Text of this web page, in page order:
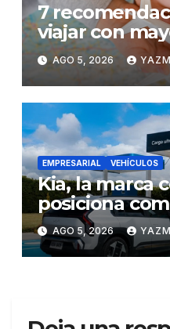
7
viajar con
dentro y
AGO 5, 2026
EMPRESARIAL VEHÍCULOS
Kia, la marca
posiciona
uno en
eléctricos en
durante julio
AGO 5, 2026